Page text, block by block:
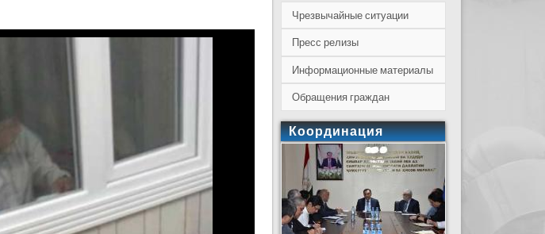
Чрезвычайные ситуации
Пресс релизы
Информационные материалы
Обращения граждан
Координация